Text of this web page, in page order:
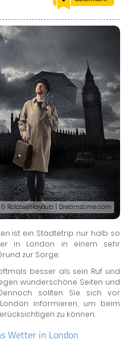
SHOP
© Rclassenlayouts | Dreamstime.com
ist ein Städtetrip nur halb so
in London in einem sehr
zur Sorge:
besser als sein Ruf und
wunderschöne Seiten und
sollten Sie sich vor
informieren, um beim
zu können.
Wetter in London